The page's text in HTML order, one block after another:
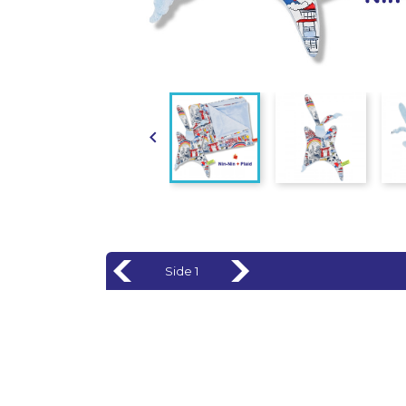

Side 1